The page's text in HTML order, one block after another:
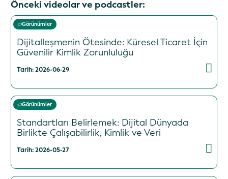
Önceki videolar ve podcastler:
Görünümler
Dijitalleşmenin Ötesinde: Küresel Ticaret İçin
Güvenilir Kimlik Zorunluluğu
Tarih: 2026-06-29
Görünümler
Standartları Belirlemek: Dijital Dünyada
Birlikte Çalışabilirlik, Kimlik ve Veri
Tarih: 2026-05-27